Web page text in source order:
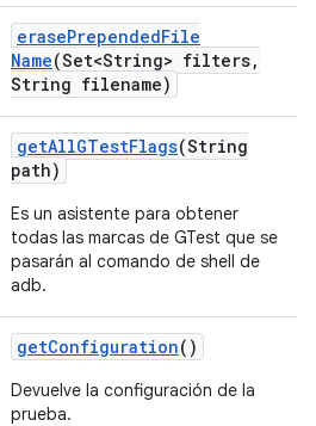
erasePrependedFile
Name(Set<String> filters,
String filename)
getAllGTestFlags(String
path)
Es un asistente para obtener
todas las marcas de GTest que se
pasarán al comando de shell de
adb.
getConfiguration()
Devuelve la configuración de la
prueba.